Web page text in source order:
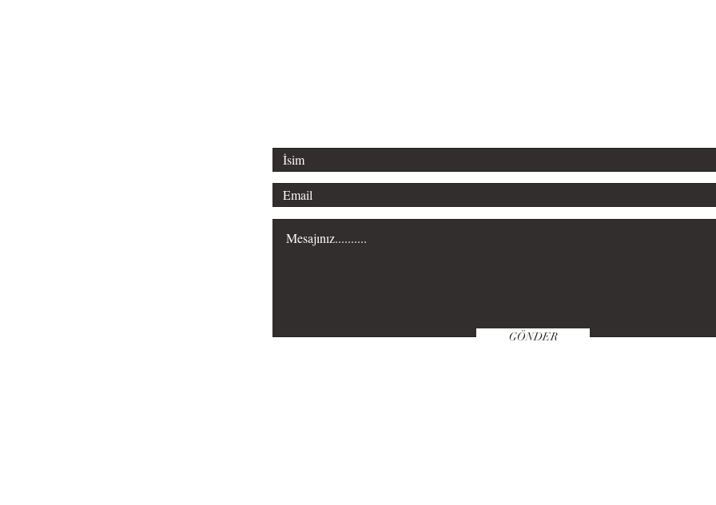
GÖNDER